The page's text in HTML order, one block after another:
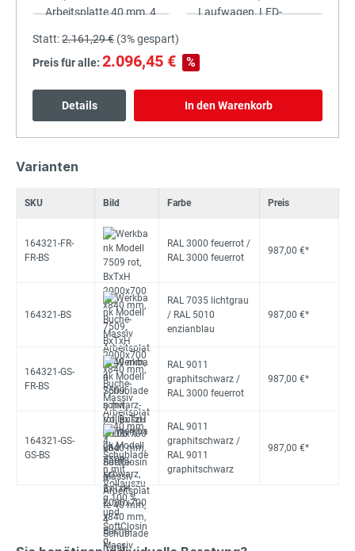
Statt:2.161,29 € (3%gespart)
Preis für alle: 2.096,45 € %
Details In den Warenkorb
Varianten
SKU Bild Farbe Preis
164321-FR-
FR-BS
RAL 3000 feuerrot /
RAL 3000 feuerrot
987,00 €*
164321-BS
RAL 7035 lichtgrau
/ RAL 5010
enzianblau
987,00 €*
164321-GS-
FR-BS
RAL 9011
graphitschwarz /
RAL 3000 feuerrot
987,00 €*
164321-GS-
GS-BS
RAL 9011
graphitschwarz /
RAL 9011
graphitschwarz
987,00 €*